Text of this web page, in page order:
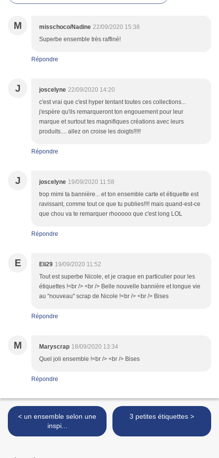
M misschoco/Nadine 22/09/2020 15:38
Superbe ensemble très raffiné!
Répondre
J joscelyne 22/09/2020 14:20
c'est vrai que c'est hyper tentant toutes ces collections...
j'espère qu'ils remarqueront ton engouement pour leur
marque et surtout tes magnifiques créations avec leurs
produits.... allez on croise les doigts!!!!!
Répondre
J joscelyne 19/09/2020 11:58
trop mimi ta bannière... et ton ensemble carte et étiquette est
ravissant, comme tout ce que tu publies!!!! mais quand-est-ce
que chou va te remarquer rhooooo que c'est long LOL
Répondre
E Eli29 19/09/2020 11:52
Tout est superbe Nicole, et je craque en particulier pour les
étiquettes !<br /> <br /> Belle nouvelle bannière et longue vie
au "nouveau" scrap de Nicole !<br /> <br /> Bises
Répondre
M Maryscrap 18/09/2020 13:34
Quel joli ensemble !<br /> <br /> Bises
Répondre
< un ensemble selon une
inspi...
3 petites étiquettes >